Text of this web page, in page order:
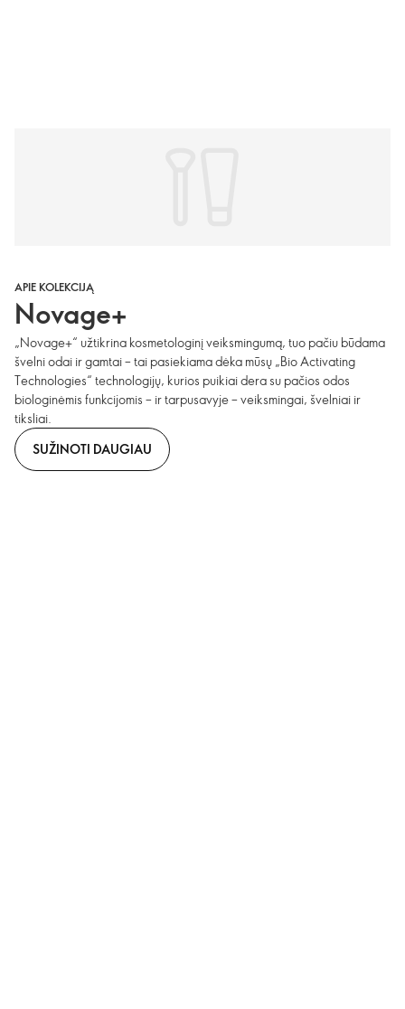
APIE KOLEKCIJĄ
Novage+
„Novage+“ užtikrina kosmetologinį veiksmingumą, tuo pačiu būdama
švelni odai ir gamtai – tai pasiekiama dėka mūsų „Bio Activating
Technologies“ technologijų, kurios puikiai dera su pačios odos
biologinėmis funkcijomis – ir tarpusavyje – veiksmingai, švelniai ir
tiksliai.
SUŽINOTI DAUGIAU